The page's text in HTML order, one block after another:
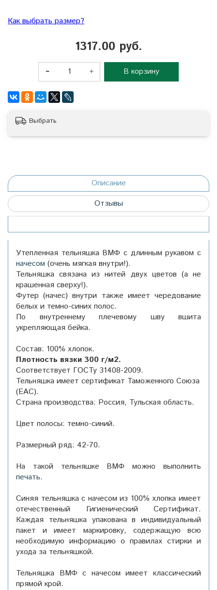
Как выбрать размер?
1317.00 руб.
В корзину
Выбрать
Описание
Отзывы
Утепленная тельняшка ВМФ с длинным рукавом с
начесом (очень мягкая внутри!).
Тельняшка связана из нитей двух цветов (а не
крашенная сверху!).
Футер (начес) внутри также имеет чередование
белых и темно-синих полос.
По внутреннему плечевому шву вшита
укрепляющая бейка.
Состав: 100% хлопок.
Плотность вязки 300 г/м2.
Соответствует ГОСТу 31408-2009.
Тельняшка имеет сертификат Таможенного Союза
(ЕАС).
Страна производства: Россия, Тульская область.
Цвет полосы: темно-синий.
Размерный ряд: 42-70.
На такой тельняшке ВМФ можно выполнить
печать.
Синяя тельняшка с начесом из 100% хлопка имеет
отечественный Гигиенический Сертификат.
Каждая тельняшка упакована в индивидуальный
пакет и имеет маркировку, содержащую всю
необходимую информацию о правилах стирки и
ухода за тельняшкой.
Тельняшка ВМФ с начесом имеет классический
прямой крой.